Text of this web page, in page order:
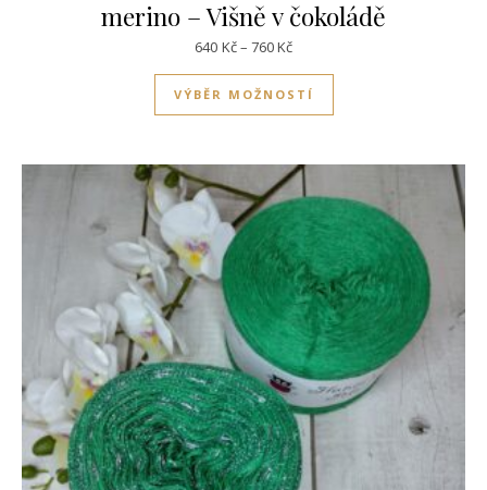
merino – Višně v čokoládě
640 Kč– 760KčRozpětí cen: 640Kč až 760Kč
VÝBĚR MOŽNOSTÍ
Tento produkt má